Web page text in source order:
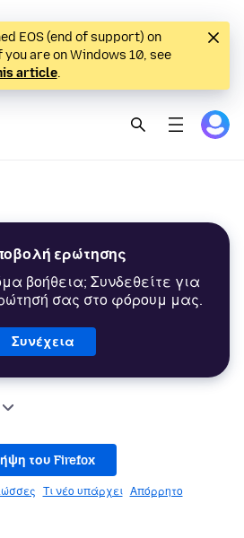
EOS (end of support) on
are on Windows 10, see
article.
ερώτησης
βοήθεια; Συνδεθείτε για
σας στο φόρουμ μας.
Συνέχεια
του Firefox
Τι νέο υπάρχει Απόρρητο